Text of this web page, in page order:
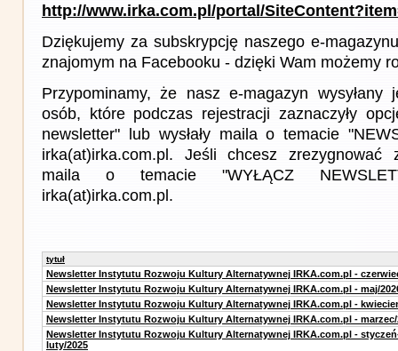
http://www.irka.com.pl/portal/
Dziękujemy za subskrypcję naszego e-
znajomym na Facebooku - dzięki Wam możemy
Przypominamy, że nasz e-magazyn
osób, które podczas rejestracji zaznaczyły
newsletter" lub wysłały maila o temacie
irka(at)irka.com.pl. Jeśli chcesz zrezygnować
maila o temacie "WYŁĄCZ
irka(at)irka.com.pl.
tytuł
Newsletter Instytutu Rozwoju Kultury Alternatywnej IRKA.com.pl -
Newsletter Instytutu Rozwoju Kultury Alternatywnej IRKA.com.pl - maj/
Newsletter Instytutu Rozwoju Kultury Alternatywnej IRKA.com.pl -
Newsletter Instytutu Rozwoju Kultury Alternatywnej IRKA.com.pl - marzec/
Newsletter Instytutu Rozwoju Kultury Alternatywnej IRKA.com.pl -
luty/2025